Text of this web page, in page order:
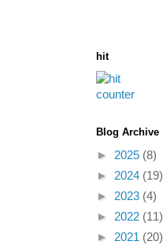
hit
Blog Archive
► 2025 (8)
► 2024 (19)
► 2023 (4)
► 2022 (11)
► 2021 (20)